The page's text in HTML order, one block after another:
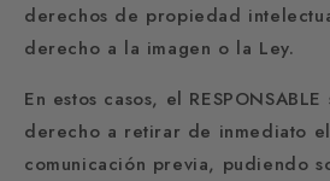
derechos de propiedad
derecho a la imagen o la Ley.
En estos casos, el
derecho a retirar de inmediato
comunicación previa, pudiendo